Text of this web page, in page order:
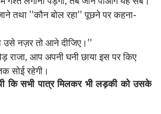
तथा ''कौन बोल रहा'' पूछने पर कहना-
उसे नज़र तो आने दीजिए।''
राजा, आप अपनी घनी छाया इस पर किए
सोई रहेगी।
कि सभी पात्र मिलकर भी लड़की को उसके